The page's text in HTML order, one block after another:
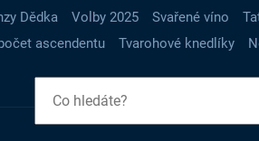
Dědka Volby 2025 Svařené víno
ascendentu
Tvarohové knedlíky